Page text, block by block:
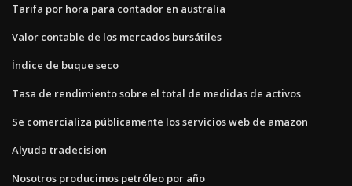
Tarifa por hora para contador en australia
Valor contable de los mercados bursátiles
Índice de buque seco
Tasa de rendimiento sobre el total de medidas de activos
Se comercializa públicamente los servicios web de amazon
Alyuda tradecision
Nosotros producimos petróleo por año